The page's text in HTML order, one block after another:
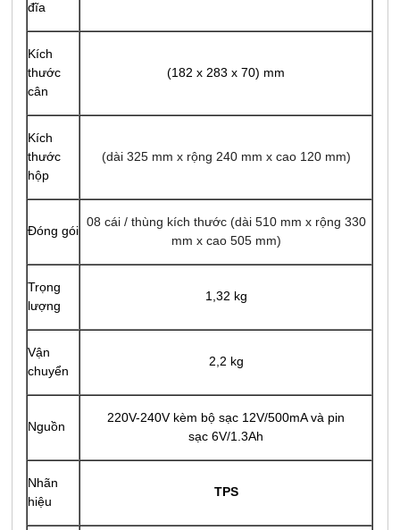
đĩa
Kích
thước
cân
(182 x 283 x 70) mm
Kích
thước
hộp
(dài 325 mm x rộng 240 mm x cao 120 mm)
Đóng gói
08 cái / thùng kích thước (dài 510 mm x rộng 330
mm x cao 505 mm)
Trọng
lượng
1,32 kg
Vận
chuyển
2,2 kg
Nguồn
220V-240V kèm bộ sạc 12V/500mA và pin
sạc 6V/1.3Ah
Nhãn
hiệu
TPS